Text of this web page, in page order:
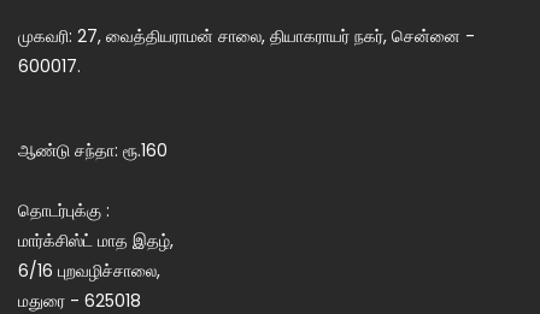
முகவரி: 27, வைத்தியராமன் சாலை, தியாகராயர் நகர், சென்னை -
600017.
ஆண்டு சந்தா: ரூ.160
தொடர்புக்கு :
மார்க்சிஸ்ட் மாத இதழ்,
6/16 புறவழிச்சாலை,
மதுரை - 625018